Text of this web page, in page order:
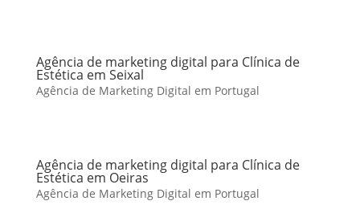
Agência de marketing digital para Clínica de
Estética em Seixal
Agência de Marketing Digital em Portugal
Agência de marketing digital para Clínica de
Estética em Oeiras
Agência de Marketing Digital em Portugal